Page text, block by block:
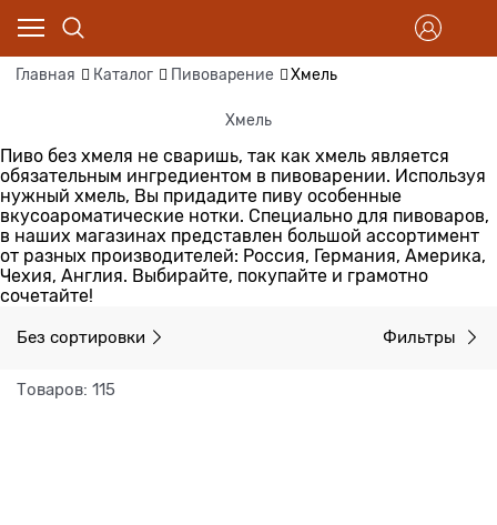
Главная Каталог Пивоварение Хмель
Хмель
Пиво без хмеля не сваришь, так как хмель является
обязательным ингредиентом в пивоварении. Используя
нужный хмель, Вы придадите пиву особенные
вкусоароматические нотки. Специально для пивоваров,
в наших магазинах представлен большой ассортимент
от разных производителей: Россия, Германия, Америка,
Чехия, Англия. Выбирайте, покупайте и грамотно
сочетайте!
Без сортировки Фильтры
Товаров: 115